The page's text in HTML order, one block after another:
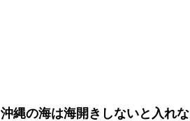
沖縄の海は海開きしないと入れな